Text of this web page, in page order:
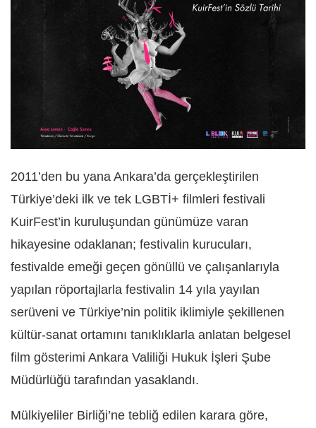
2011’den bu yana Ankara’da gerçekleştirilen
Türkiye’deki ilk ve tek LGBTİ+ filmleri festivali
KuirFest’in kuruluşundan günümüze varan
hikayesine odaklanan; festivalin kurucuları,
festivalde emeği geçen gönüllü ve çalışanlarıyla
yapılan röportajlarla festivalin 14 yıla yayılan
serüveni ve Türkiye’nin politik iklimiyle şekillenen
kültür-sanat ortamını tanıklıklarla anlatan belgesel
film gösterimi Ankara Valiliği Hukuk İşleri Şube
Müdürlüğü tarafından yasaklandı.
Mülkiyeliler Birliği’ne tebliğ edilen karara göre,